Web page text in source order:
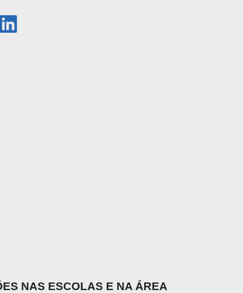
NAS ESCOLAS E NA ÁREA